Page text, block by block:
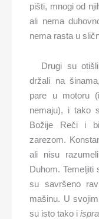
pišti, mnogi od
ali nema
nema rasta u
Drugi su
držali na
pare u motoru
nemaju), i tako
Božije Reči i
zarezom.
ali nisu
Duhom. Temeljiti
su savršeno
mašinu. U
su isto tako i